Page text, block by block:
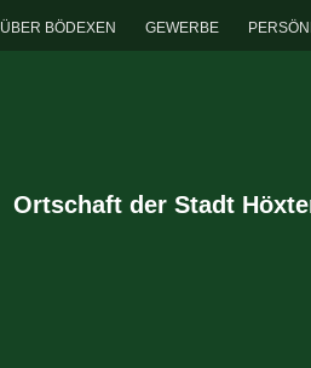
ÜBER BÖDEXEN GEWERBE
Ortschaft der Stadt